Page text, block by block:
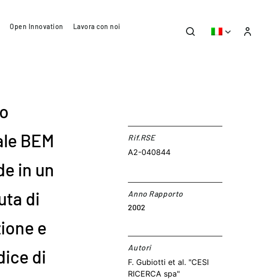
Open Innovation Lavora con noi
BEM
in un
di
e
di
Rif.RSE​
A2-040844
Anno Rapporto
2002
Autori​
F. Gubiotti et al. "CESI
RICERCA spa"